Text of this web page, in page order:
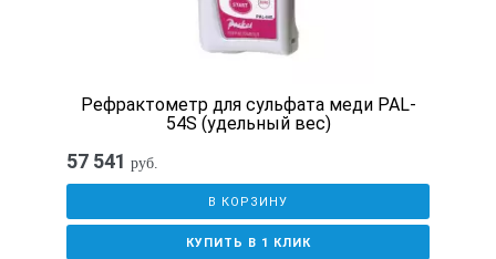
Рефрактометр для сульфата меди PAL-
54S (удельный вес)
57 541 руб.
В КОРЗИНУ
КУПИТЬ В 1 КЛИК